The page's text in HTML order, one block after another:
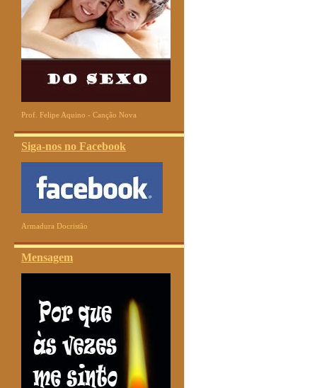
Prof. Felipe Aquino - Canção Nova
Siga-nos no Facebook
Armadura Docristão
Mensagem